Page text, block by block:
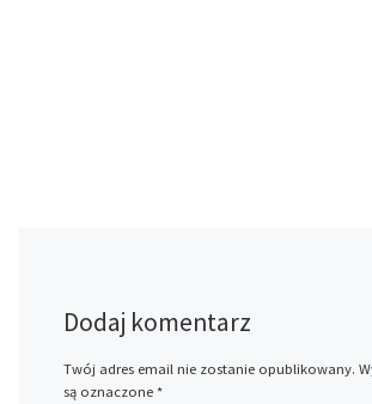
Dodaj komentarz
Twój adres email nie zostanie opublikowany.
są oznaczone *